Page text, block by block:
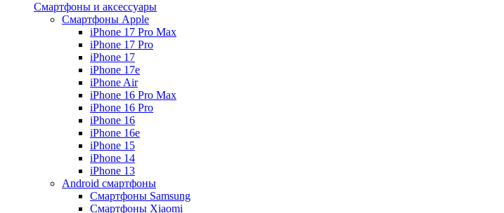
Смартфоны и аксессуары
Смартфоны Apple
iPhone 17 Pro Max
iPhone 17 Pro
iPhone 17
iPhone 17e
iPhone Air
iPhone 16 Pro Max
iPhone 16 Pro
iPhone 16
iPhone 16e
iPhone 15
iPhone 14
iPhone 13
Android cмартфоны
Смартфоны Samsung
Смартфоны Xiaomi